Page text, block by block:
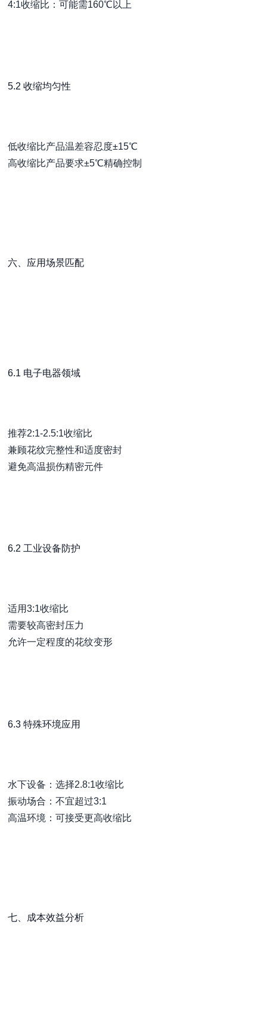
4:1收缩比：可能需160℃以上
5.2 收缩均匀性
低收缩比产品温差容忍度±15℃
高收缩比产品要求±5℃精确控制
六、应用场景匹配
6.1 电子电器领域
推荐2:1-2.5:1收缩比
兼顾花纹完整性和适度密封
避免高温损伤精密元件
6.2 工业设备防护
适用3:1收缩比
需要较高密封压力
允许一定程度的花纹变形
6.3 特殊环境应用
水下设备：选择2.8:1收缩比
振动场合：不宜超过3:1
高温环境：可接受更高收缩比
七、成本效益分析